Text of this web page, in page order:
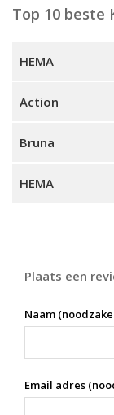
Top 10 beste
HEMA
Action
Bruna
HEMA
Plaats een
Naam
Email adres